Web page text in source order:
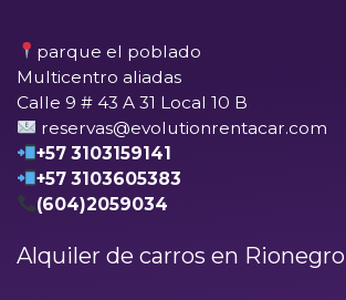
parque el poblado
Multicentro aliadas
Calle 9 # 43 A 31 Local 10 B
reservas@evolutionrentacar.com
+57 3103159141
+57 3103605383
(604)2059034
Alquiler de carros en Rionegro